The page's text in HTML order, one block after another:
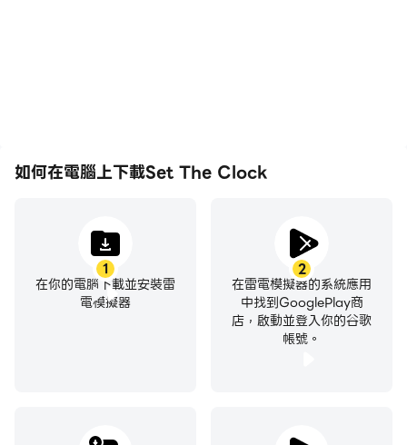
如何在電腦上下載Set The Clock
1
在你的電腦下載並安裝雷
電模擬器
2
在雷電模擬器的系統應用
中找到GooglePlay商
店，啟動並登入你的谷歌
帳號。